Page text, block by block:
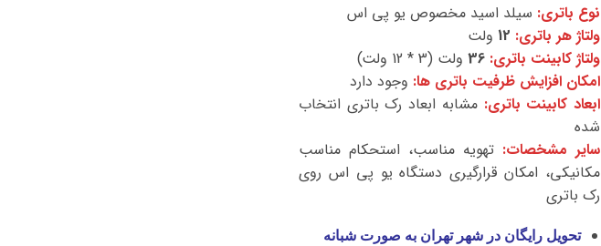
نوع باتری: سیلد اسید مخصوص یو پی اس
ولتاژ هر باتری: 12 ولت
ولتاژ کابینت باتری: 36 ولت (3 * 12 ولت)
امکان افزایش ظرفیت باتری ها: وجود دارد
ابعاد کابینت باتری: مشابه ابعاد رک باتری انتخاب
شده
سایر مشخصات: تهویه مناسب، استحکام مناسب
مکانیکی، امکان قرارگیری دستگاه یو پی اس روی
رک باتری
تحویل رایگان در شهر تهران به صورت شبانه